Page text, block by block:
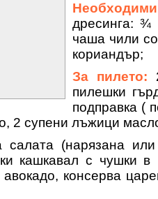
дресинга:
чаша чили
кориандър;
За пилето:
пилешки
подправка (
2 супени лъжици
салата (нарязана
кашкавал с чушки
консерва